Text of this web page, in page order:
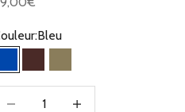
Bleu
BleuMarronOlive
Diminuer la quantité